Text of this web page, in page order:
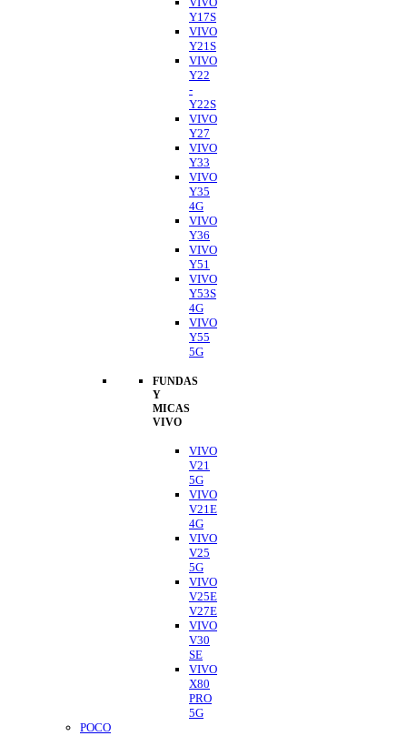
Y17S
VIVO
Y21S
VIVO
Y22
-
Y22S
VIVO
Y27
VIVO
Y33
VIVO
Y35
4G
VIVO
Y36
VIVO
Y51
VIVO
Y53S
4G
VIVO
Y55
5G
FUNDAS
Y
MICAS
VIVO
VIVO
V21
5G
VIVO
V21E
4G
VIVO
V25
5G
VIVO
V25E
V27E
VIVO
V30
SE
VIVO
X80
PRO
5G
POCO